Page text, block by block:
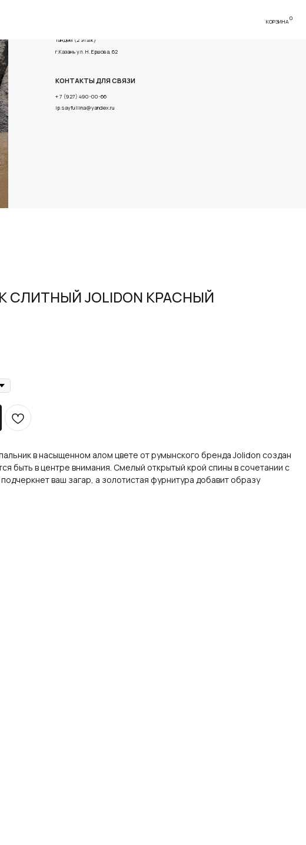
ДЛЯ СВЯЗИ
7 (927) 490-00-66
ул. Н. Ершова, 62
СЛИТНЫЙ JOLIDON КРАСНЫЙ
в насыщенном алом цвете от румынского бренда Jolidon создан
быть в центре внимания. Смелый открытый крой спины в сочетании с
ваш загар, а золотистая фурнитура добавит образу